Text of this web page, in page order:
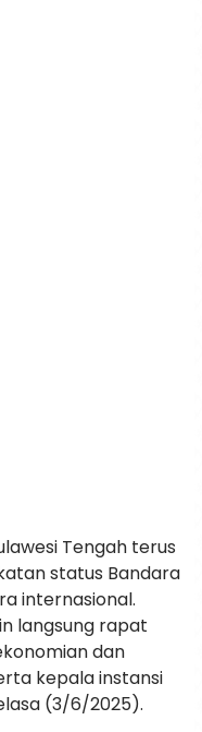
Tengah terus
status Bandara
internasional.
langsung rapat
dan
kepala instansi
(3/6/2025).